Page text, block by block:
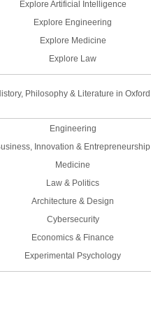
Explore Artificial Intelligence
Explore Engineering
Explore Medicine
Explore Law
Philosophy & Literature in Oxford
Engineering
Innovation & Entrepreneurship
Medicine
Law & Politics
Architecture & Design
Cybersecurity
Economics & Finance
Experimental Psychology